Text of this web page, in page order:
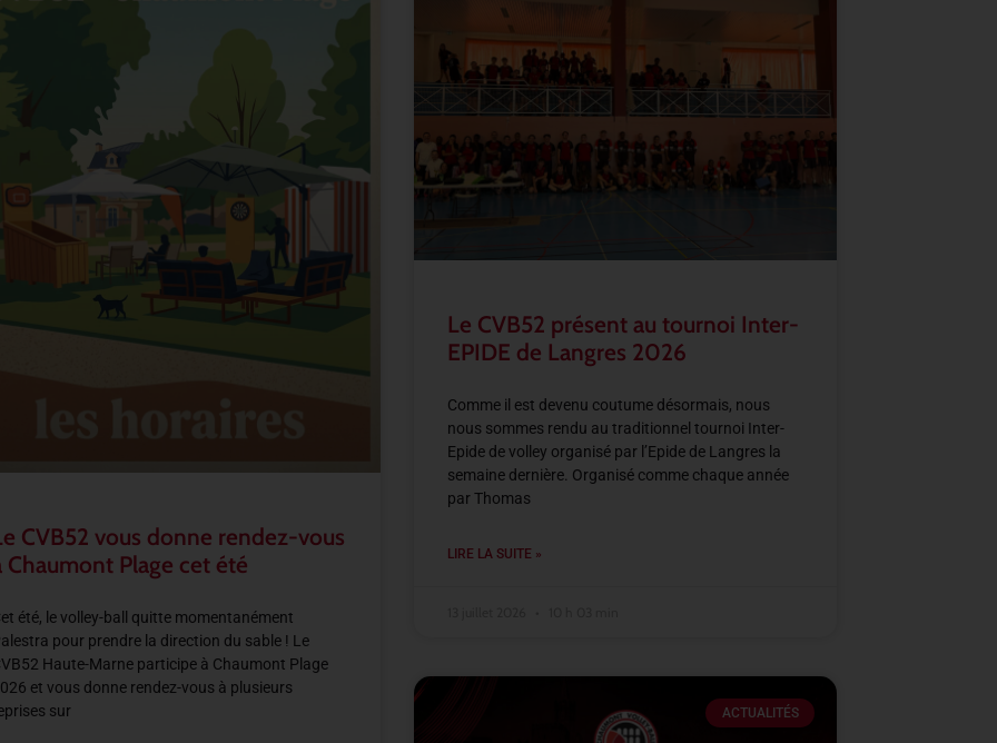
CVB52 vous donne rendez-vous
Chaumont Plage cet été
été, le volley-ball quitte momentanément
pour prendre la direction du sable ! Le
Haute-Marne participe à Chaumont Plage
et vous donne rendez-vous à plusieurs
sur
Le CVB52 présent au tournoi Inter-
EPIDE de Langres 2026
Comme il est devenu coutume désormais, nous
nous sommes rendu au traditionnel tournoi Inter-
Epide de volley organisé par l’Epide de Langres la
semaine dernière. Organisé comme chaque année
par Thomas
LIRE LA SUITE »
ACTUALITÉS